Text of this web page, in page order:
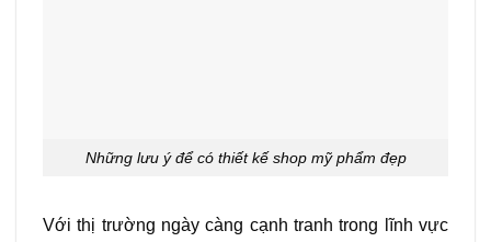
Những lưu ý để có thiết kế shop mỹ phẩm đẹp
Với thị trường ngày càng cạnh tranh trong lĩnh vực